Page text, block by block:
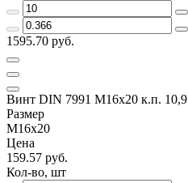
1595.70 руб.
Винт DIN 7991 M16х20 к.п. 10,9
Размер
M16х20
Цена
159.57 руб.
Кол-во, шт